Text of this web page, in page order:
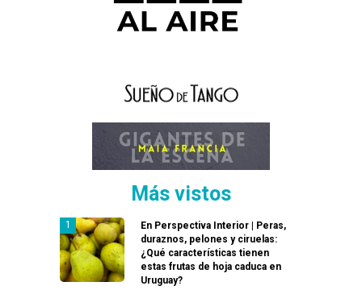
Más vistos
En Perspectiva Interior | Peras,
duraznos, pelones y ciruelas:
¿Qué características tienen
estas frutas de hoja caduca en
Uruguay?